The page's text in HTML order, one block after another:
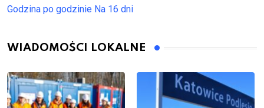
Godzina po godzinie Na 16 dni
WIADOMOŚCI LOKALNE